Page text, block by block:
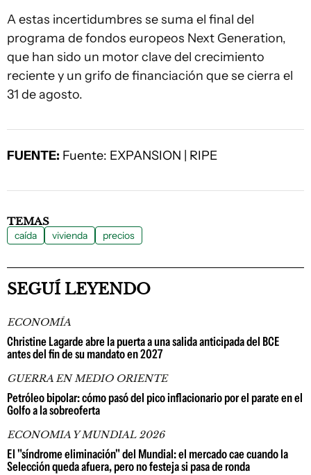
A estas incertidumbres se suma el final del
programa de fondos europeos Next Generation,
que han sido un motor clave del crecimiento
reciente y un grifo de financiación que se cierra el
31 de agosto.
FUENTE: Fuente: EXPANSION | RIPE
TEMAS
caída vivienda precios
SEGUÍ LEYENDO
ECONOMÍA
Christine Lagarde abre la puerta a una salida anticipada del BCE
antes del fin de su mandato en 2027
GUERRA EN MEDIO ORIENTE
Petróleo bipolar: cómo pasó del pico inflacionario por el parate en el
Golfo a la sobreoferta
ECONOMIA Y MUNDIAL 2026
El "síndrome eliminación" del Mundial: el mercado cae cuando la
Selección queda afuera, pero no festeja si pasa de ronda